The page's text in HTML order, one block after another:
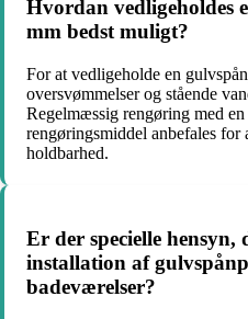
Hvordan vedligeholdes
mm bedst muligt?
For at vedligeholde en
oversvømmelser og stående
Regelmæssig rengøring med
rengøringsmiddel anbefales for
holdbarhed.
Er der specielle hensyn,
installation af
badeværelser?